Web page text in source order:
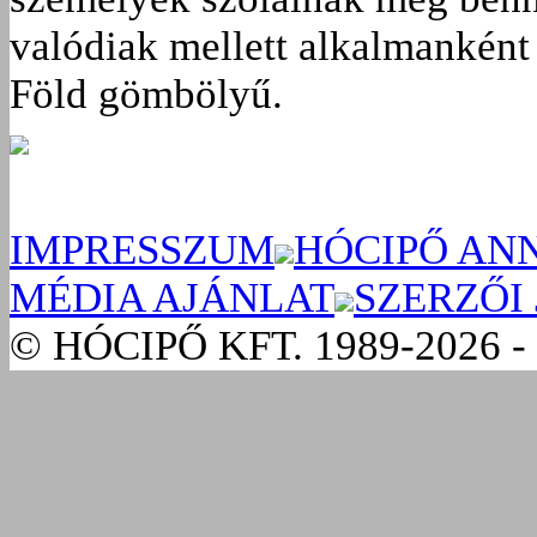
valódiak mellett
Föld gömbölyű.
IMPRESSZUM HÓCIPŐ
MÉDIA AJÁNLAT SZERZŐI
© HÓCIPŐ KFT. 1989-2026